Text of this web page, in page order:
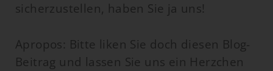
sicherzustellen, haben Sie ja uns!
Apropos: Bitte liken Sie doch diesen Blog-
Beitrag und lassen Sie uns ein Herzchen